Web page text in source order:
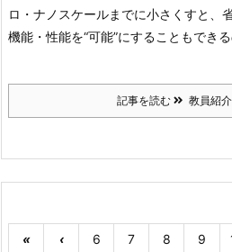
ロ・ナノスケールまでに小さくすと、
機能・性能を“可能”にすることもでき
記事を読む 教員紹
« ‹ 6 7 8 9